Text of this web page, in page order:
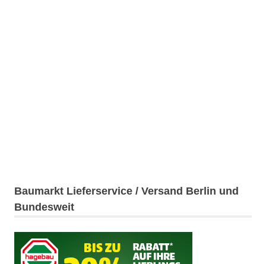
Baumarkt Lieferservice / Versand Berlin und
Bundesweit